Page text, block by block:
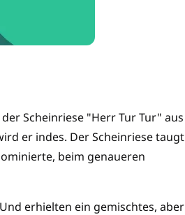
Schein­riese "Herr Tur Tur" aus
er indes. Der Scheinriese taugt
beim genaueren
erhielten ein gemischtes, aber